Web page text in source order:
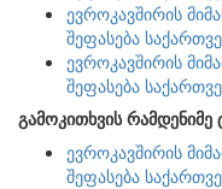
ევროკავშირის
შეფასება
ევროკავშირის
შეფასება
გამოკითხვის
ევროკავშირის
შეფასება